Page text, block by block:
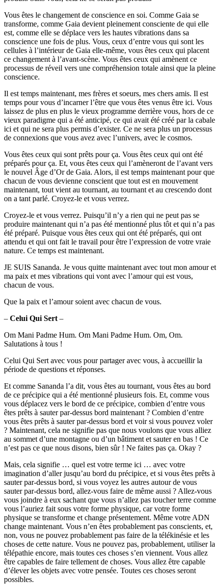
Vous êtes le changement de conscience en soi. Comme Gaia se
transforme, comme Gaia devient pleinement consciente de qui elle
est, comme elle se déplace vers les hautes vibrations dans sa
conscience une fois de plus. Vous, ceux d’entre vous qui sont les
cellules à l’intérieur de Gaia elle-même, vous êtes ceux qui placent
ce changement à l’avant-scène. Vous êtes ceux qui amènent ce
processus de réveil vers une compréhension totale ainsi que la pleine
conscience.
Il est temps maintenant, mes frères et soeurs, mes chers amis. Il est
temps pour vous d’incarner l’être que vous êtes venus être ici. Vous
laissez de plus en plus le vieux programme derrière vous, hors de ce
vieux paradigme qui a été anticipé, ce qui avait été créé par la cabale
ici et qui ne sera plus permis d’exister. Ce ne sera plus un processus
de connexions que vous avez avec l’univers, avec le cosmos.
Vous êtes ceux qui sont prêts pour ça. Vous êtes ceux qui ont été
préparés pour ça. Et, vous êtes ceux qui l’amèneront de l’avant vers
le nouvel Âge d’Or de Gaia. Alors, il est temps maintenant pour que
chacun de vous devienne conscient que tout est en mouvement
maintenant, tout vient au tournant, au tournant et au crescendo dont
on a tant parlé. Croyez-le et vous verrez.
Croyez-le et vous verrez. Puisqu’il n’y a rien qui ne peut pas se
produire maintenant qui n’a pas été mentionné plus tôt et qui n’a pas
été préparé. Puisque vous êtes ceux qui ont été préparés, qui ont
attendu et qui ont fait le travail pour être l’expression de votre vraie
nature. Ce temps est maintenant.
JE SUIS Sananda. Je vous quitte maintenant avec tout mon amour et
ma paix et mes vibrations qui vont avec l’amour qui est vous,
chacun de vous.
Que la paix et l’amour soient avec chacun de vous.
– Celui Qui Sert –
Om Mani Padme Hum. Om Mani Padme Hum. Om, Om.
Salutations à tous !
Celui Qui Sert avec vous pour partager avec vous, à accueillir la
période de questions et réponses.
Et comme Sananda l’a dit, vous êtes au tournant, vous êtes au bord
de ce précipice qui a été mentionné plusieurs fois. Et, comme vous
vous déplacez vers le bord de ce précipice, combien d’entre vous
êtes prêts à sauter par-dessus bord maintenant ? Combien d’entre
vous êtes prêts à sauter par-dessus bord et voir si vous pouvez voler
? Maintenant, cela ne signifie pas que nous voulons que vous alliez
au sommet d’une montagne ou d’un bâtiment et sauter en bas ! Ce
n’est pas ce que nous disons, bien sûr ! Ne faites pas ça. Okay ?
Mais, cela signifie … quel est votre terme ici … avec votre
imagination d’aller jusqu’au bord du précipice, et si vous êtes prêts à
sauter par-dessus bord, si vous voyez les autres autour de vous
sauter par-dessus bord, allez-vous faire de même aussi ? Allez-vous
vous joindre à eux sachant que vous n’allez pas toucher terre comme
vous l’auriez fait sous votre forme physique, car votre forme
physique se transforme et change présentement. Même votre ADN
change maintenant. Vous n’en êtes probablement pas conscients, et,
non, vous ne pouvez probablement pas faire de la télékinésie et les
choses de cette nature. Vous ne pouvez pas, probablement, utiliser la
télépathie encore, mais toutes ces choses s’en viennent. Vous allez
être capables de faire tellement de choses. Vous allez être capable
d’élever les objets avec votre pensée. Toutes ces choses seront
possibles.